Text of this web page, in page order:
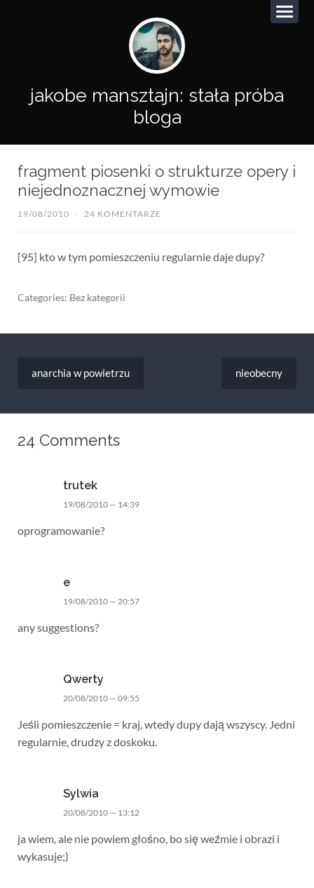
jakobe mansztajn: stała próba
bloga
fragment piosenki o strukturze opery i
niejednoznacznej wymowie
19/08/2010 / 24 KOMENTARZE
[95] kto w tym pomieszczeniu regularnie daje dupy?
Categories: Bez kategorii
wpisu
anarchia w powietrzu nieobecny
24 Comments
trutek
19/08/2010 — 14:39
oprogramowanie?
e
19/08/2010 — 20:57
any suggestions?
Qwerty
20/08/2010 — 09:55
Jeśli pomieszczenie = kraj, wtedy dupy dają wszyscy. Jedni
regularnie, drudzy z doskoku.
Sylwia
20/08/2010 — 13:12
ja wiem, ale nie powiem głośno, bo się weźmie i obrazi i
wykasuje;)